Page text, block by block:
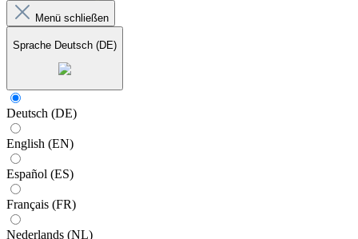
Menü schließen
Sprache Deutsch (DE)
Deutsch (DE)
English (EN)
Español (ES)
Français (FR)
Nederlands (NL)